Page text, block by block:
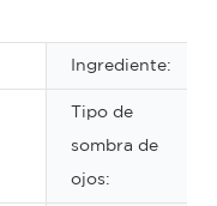
Ingrediente:
Tipo de
sombra de
ojos: